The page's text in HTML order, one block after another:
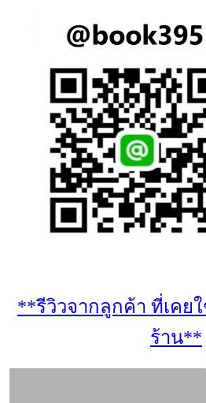
**รีวิวจากลูกค้า ที่เคย
ร้าน**